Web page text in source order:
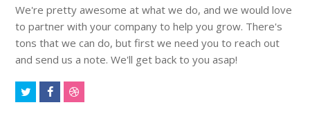
We're pretty awesome at what we do, and we would love
to partner with your company to help you grow. There's
tons that we can do, but first we need you to reach out
and send us a note. We'll get back to you asap!
TwitterFacebookDribbble